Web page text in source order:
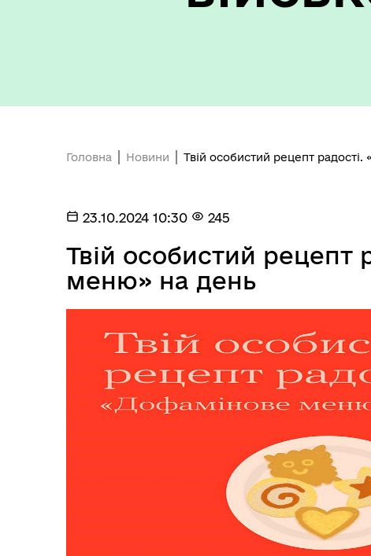
Головна Новини Твій особистий рецепт
23.10.2024 10:30 245
Твій особистий рецепт
меню» на день